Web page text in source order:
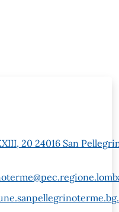
20 24016 San